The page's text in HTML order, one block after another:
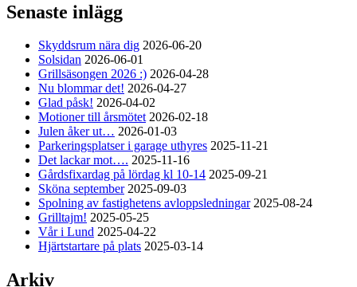
Senaste inlägg
Skyddsrum nära dig 2026-06-20
Solsidan 2026-06-01
Grillsäsongen 2026 :) 2026-04-28
Nu blommar det! 2026-04-27
Glad påsk! 2026-04-02
Motioner till årsmötet 2026-02-18
Julen åker ut… 2026-01-03
Parkeringsplatser i garage uthyres 2025-11-21
Det lackar mot…. 2025-11-16
Gårdsfixardag på lördag kl 10-14 2025-09-21
Sköna september 2025-09-03
Spolning av fastighetens avloppsledningar 2025-08-24
Grilltajm! 2025-05-25
Vår i Lund 2025-04-22
Hjärtstartare på plats 2025-03-14
Arkiv